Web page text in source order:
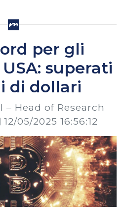
per gli
superati
di dollari
Head of Research
12/05/2025 16:56:12